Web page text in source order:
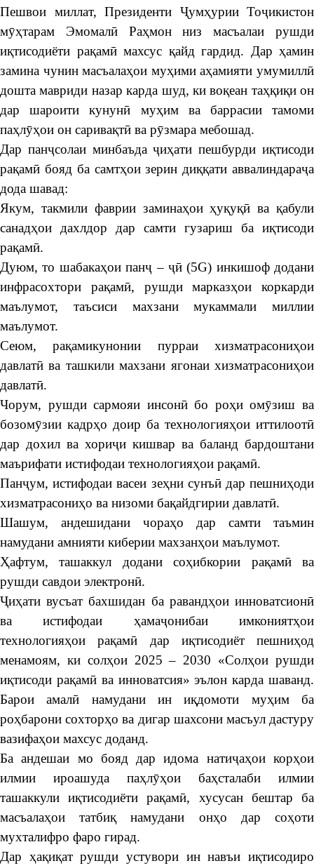
Пешвои миллат, Президенти Ҷумҳурии Тоҷикистон
мӯҳтарам Эмомалӣ Раҳмон низ масъалаи рушди
иқтисодиёти рақамӣ махсус қайд гардид. Дар ҳамин
замина чунин масъалаҳои муҳими аҳамияти умумиллӣ
дошта мавриди назар карда шуд, ки воқеан таҳқиқи он
дар шароити кунунӣ муҳим ва баррасии тамоми
паҳлӯҳои он саривақтӣ ва рӯзмара мебошад.
Дар панҷсолаи минбаъда ҷиҳати пешбурди иқтисоди
рақамӣ бояд ба самтҳои зерин диққати аввалиндараҷа
дода шавад:
Якум, такмили фаврии заминаҳои ҳуқуқӣ ва қабули
санадҳои дахлдор дар самти гузариш ба иқтисоди
рақамӣ.
Дуюм, то шабакаҳои панҷ – ҷӣ (5G) инкишоф додани
инфрасохтори рақамӣ, рушди марказҳои коркарди
маълумот, таъсиси махзани мукаммали миллии
маълумот.
Сеюм, рақамикунонии пурраи хизматрасониҳои
давлатӣ ва ташкили махзани ягонаи хизматрасониҳои
давлатӣ.
Чорум, рушди сармояи инсонӣ бо роҳи омӯзиш ва
бозомӯзии кадрҳо доир ба технологияҳои иттилоотӣ
дар дохил ва хориҷи кишвар ва баланд бардоштани
маърифати истифодаи технологияҳои рақамӣ.
Панҷум, истифодаи васеи зеҳни сунъӣ дар пешниҳоди
хизматрасониҳо ва низоми бақайдгирии давлатӣ.
Шашум, андешидани чораҳо дар самти таъмин
намудани амнияти киберии махзанҳои маълумот.
Ҳафтум, ташаккул додани соҳибкории рақамӣ ва
рушди савдои электронӣ.
Ҷиҳати вусъат бахшидан ба равандҳои инноватсионӣ
ва истифодаи ҳамаҷонибаи имкониятҳои
технологияҳои рақамӣ дар иқтисодиёт пешниҳод
менамоям, ки солҳои 2025 – 2030 «Солҳои рушди
иқтисоди рақамӣ ва инноватсия» эълон карда шаванд.
Барои амалӣ намудани ин иқдомоти муҳим ба
роҳбарони сохторҳо ва дигар шахсони масъул дастуру
вазифаҳои махсус доданд.
Ба андешаи мо бояд дар идома натиҷаҳои корҳои
илмии ироашуда паҳлӯҳои баҳсталаби илмии
ташаккули иқтисодиёти рақамӣ, хусусан бештар ба
масъалаҳои татбиқ намудани онҳо дар соҳоти
мухталифро фаро гирад.
Дар ҳақиқат рушди устувори ин навъи иқтисодиро